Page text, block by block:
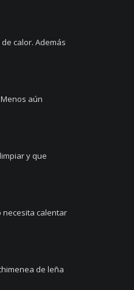
calor. Además
aún
y que
necesita calentar
de leña